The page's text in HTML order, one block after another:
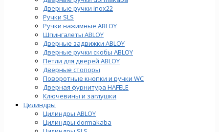
Дверные ручки inox22
Ручки SLS
Ручки нажимные ABLOY
Шпингалеты ABLOY
Дверные задвижки ABLOY
Дверные ручки скобы ABLOY
Петли для дверей ABLOY
Дверные стопоры
Поворотные кнопки и ручки WC
Дверная фурнитура HAFELE
Ключевины и заглушки
Цилиндры
Цилиндры ABLOY
Цилиндры dormakaba